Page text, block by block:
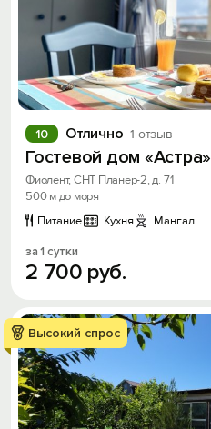
Отлично 1 отзыв
10
Гостевой дом «Астра»
Фиолент, СНТ Планер-2, д. 71
500 м до моря
Питание
Кухня Мангал
за 1 сутки
2 700 руб.
Высокий спрос